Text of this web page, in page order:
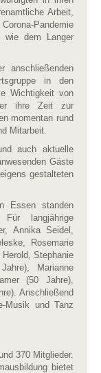
Arbeit,
Pandemie
wie dem Langer
anschließenden
in den
Wichtigkeit von
ihre Zeit zur
momentan rund
Mitarbeit.
auch aktuelle
Gäste
gestalteten
Essen standen
langjährige
Annika Seidel,
Rosemarie
Stephanie
Marianne
(50 Jahre),
Anschließend
Musik und Tanz
370 Mitglieder.
bietet